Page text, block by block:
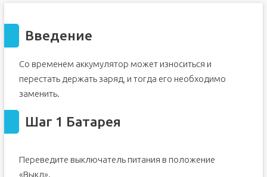
Введение
Со временем аккумулятор может износиться и
перестать держать заряд, и тогда его необходимо
заменить.
Шаг 1 Батарея
Переведите выключатель питания в положение
«Выкл».